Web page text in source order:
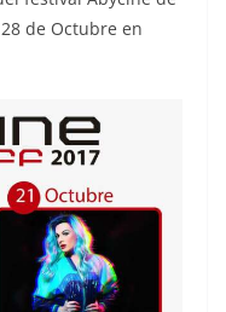
de Octubre en